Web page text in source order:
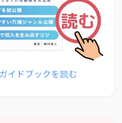
イドブックを読む